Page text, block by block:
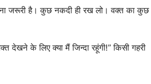
जरूरी है। कुछ नकदी ही रख लो। वक्त का कुछ
देखने के लिए क्या मैं जिन्दा रहूंगी!” किसी गहरी